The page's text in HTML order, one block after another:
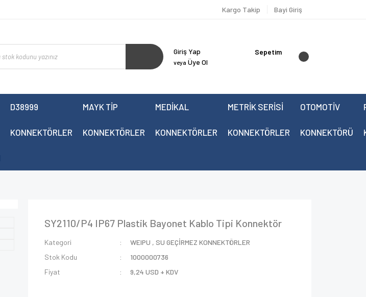
Kargo Takip Bayi Giriş
Giriş Yap
veya Üye Ol
Sepetim
D38999
KONNEKTÖRLER
MAYK TİP
KONNEKTÖRLER
MEDİKAL
KONNEKTÖRLER
METRİK SERİSİ
KONNEKTÖRLER
OTOMOTİV
KONNEKTÖRÜ
SY2110/P4 IP67 Plastik Bayonet Kablo Tipi Konnektör
Kategori WEIPU ,SU GEÇİRMEZ KONNEKTÖRLER
Stok Kodu
1000000736
Fiyat
9,24 USD + KDV